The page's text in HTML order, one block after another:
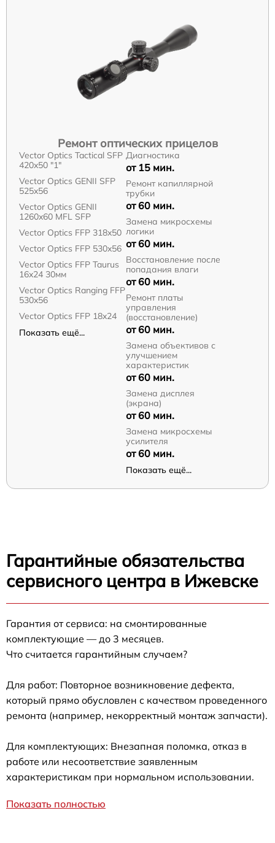
Ремонт оптических прицелов
Vector Optics Tactical SFP
420x50 "1"
Vector Optics GENII SFP
525x56
Vector Optics GENII
1260x60 MFL SFP
Vector Optics FFP 318x50
Vector Optics FFP 530x56
Vector Optics FFP Taurus
16x24 30мм
Vector Optics Ranging FFP
530x56
Vector Optics FFP 18x24
Показать ещё...
Диагностика
от 15 мин.
Ремонт капиллярной
трубки
от 60 мин.
Замена микросхемы
логики
от 60 мин.
Восстановление после
попадания влаги
от 60 мин.
Ремонт платы
управления
(восстановление)
от 60 мин.
Замена объективов с
улучшением
характеристик
от 60 мин.
Замена дисплея
(экрана)
от 60 мин.
Замена микросхемы
усилителя
от 60 мин.
Показать ещё...
Гарантийные обязательства
сервисного центра в Ижевске
Гарантия от сервиса: на смонтированные
комплектующие — до 3 месяцев.
Что считается гарантийным случаем?
Для работ: Повторное возникновение дефекта,
который прямо обусловлен с качеством проведенного
ремонта (например, некорректный монтаж запчасти).
Для комплектующих: Внезапная поломка, отказ в
работе или несоответствие заявленным
характеристикам при нормальном использовании.
Показать полностью